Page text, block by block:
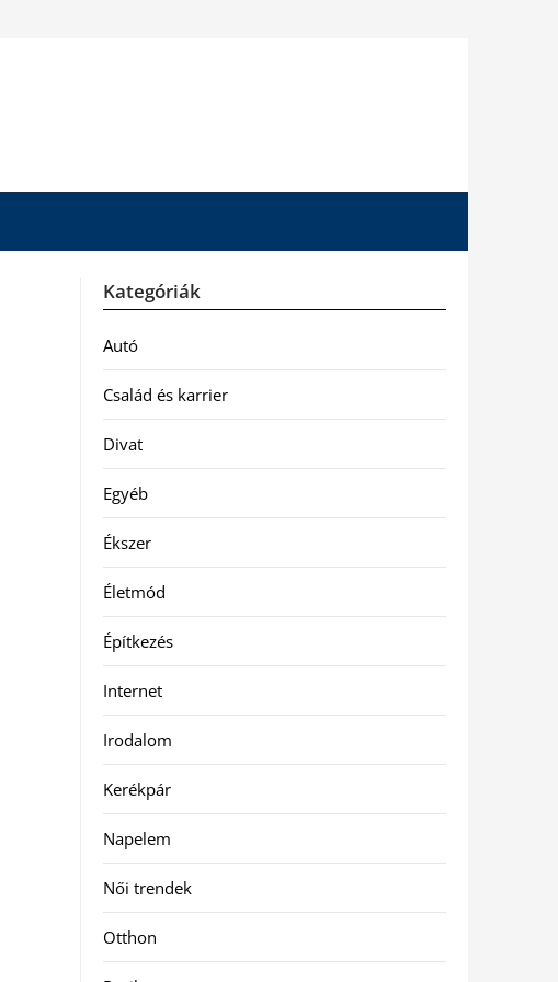
Kategóriák
Autó
Család és karrier
Divat
Egyéb
Ékszer
Életmód
Építkezés
Internet
Irodalom
Kerékpár
Napelem
Női trendek
Otthon